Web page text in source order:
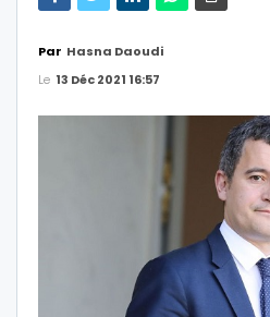
Par Hasna Daoudi
Le 13 Déc 2021 16:57